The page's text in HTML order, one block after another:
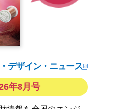
デザイン・ニュース
年8月号